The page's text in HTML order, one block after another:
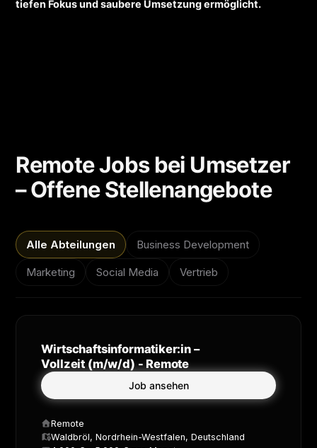
tiefen Fokus und saubere Umsetzung ermöglicht.
Remote Jobs bei Umsetzer
– Offene Stellenangebote
Alle Abteilungen Business Development
Marketing Social Media Vertrieb
Wirtschaftsinformatiker:in –
Vollzeit (m/w/d) - Remote
Job ansehen
Remote
Waldbröl, Nordrhein-Westfalen, Deutschland